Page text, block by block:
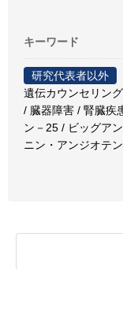
キーワード
研究代表者以外
遺伝カウンセリン
/ 臓器障害 / 腎臓疾
ン－25 / ビッグア
ニン・アンジオテ